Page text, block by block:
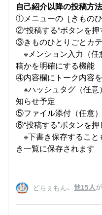
自己紹介以降の投稿方
①メニューの［きもの
②“投稿する”ボタンを押
③きものひとりごとカ
※メンション入力（任
稿かを明確にする機能
④内容欄にトーク内容
※ハッシュタグ（任意
知らせ予定
⑤ファイル添付（任意）
⑥“投稿する”ボタンを
※下書き保存するこ
き一覧に保存されます
どらぇもん、 他15人